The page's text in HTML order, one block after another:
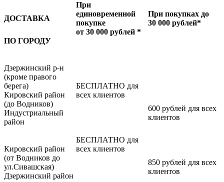
ДОСТАВКА
При
единовременной
покупке
от 30 000 рублей *
При покупках до
30 000 рублей*
ПО ГОРОДУ
Дзержинский р-н
(кроме правого
берега)
Кировский район
(до Водников)
Индустриальный
район
Кировский район
(от Водников до
ул.Сивашская)
Дзержинский район
БЕСПЛАТНО для
всех клиентов
БЕСПЛАТНО для
всех клиентов
600 рублей для всех
клиентов
850 рублей для всех
клиентов